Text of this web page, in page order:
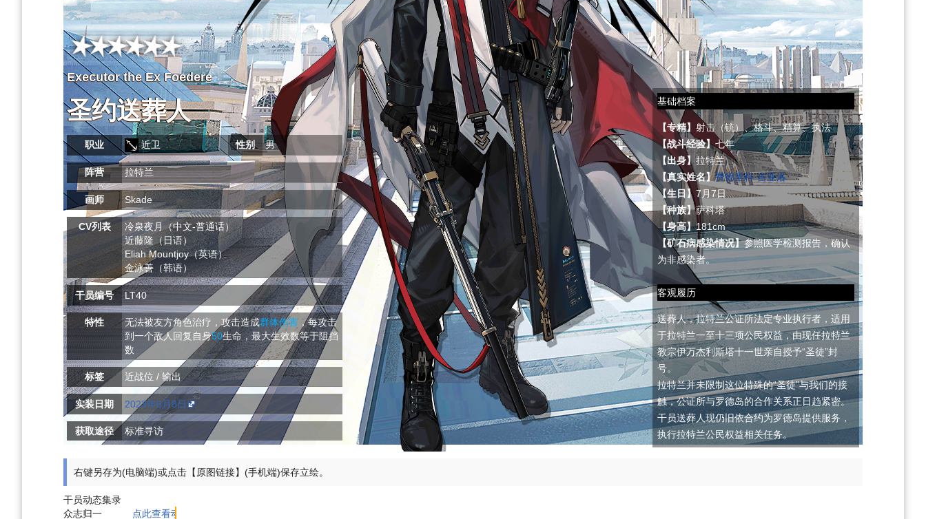
Executor the Ex Foedere
圣约送葬人
职业 近卫 性别 男
阵营 拉特兰
画师 Skade
CV列表
冷泉夜月（中文-普通话）
近藤隆（日语）
Eliah Mountjoy（英语）
金泳善（韩语）
干员编号 LT40
特性 无法被友方角色治疗，攻击造成群体伤害 ，每攻击
到一个敌人回复自身50生命，最大生效数等于阻挡
数
标签 近战位 / 输出
实装日期 2023年6月8日
获取途径 标准寻访
基础档案
【专精】 射击（铳）、格斗、精算、执法
【战斗经验】七年
【出身】拉特兰
【真实姓名】费德里科·吉亚洛
【生日】7月7日
【种族】萨科塔
【身高】181cm
【矿石病感染情况】参照医学检测报告，确认
为非感染者。
客观履历
送葬人，拉特兰公证所法定专业执行者，适用
于拉特兰一至十三项公民权益，由现任拉特兰
教宗伊万杰利斯塔十一世亲自授予“圣徒”封
号。
拉特兰并未限制这位特殊的“圣徒”与我们的接
触，公证所与罗德岛的合作关系正日趋紧密。
干员送葬人现仍旧依合约为罗德岛提供服务，
执行拉特兰公民权益相关任务。
右键另存为(电脑端)或点击【原图链接】(手机端)保存立绘。
干员动态集录
众志归一
点此查看动态效果展示